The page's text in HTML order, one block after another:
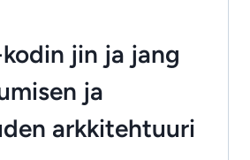
jin ja jang
ja
arkkitehtuuri